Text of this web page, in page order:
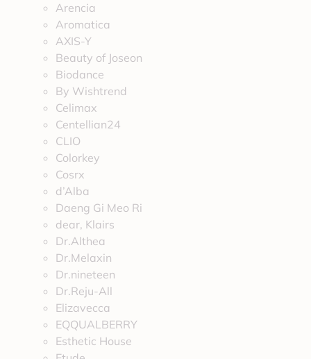
Arencia
Aromatica
AXIS-Y
Beauty of Joseon
Biodance
By Wishtrend
Celimax
Centellian24
CLIO
Colorkey
Cosrx
d’Alba
Daeng Gi Meo Ri
dear, Klairs
Dr.Althea
Dr.Melaxin
Dr.nineteen
Dr.Reju-All
Elizavecca
EQQUALBERRY
Esthetic House